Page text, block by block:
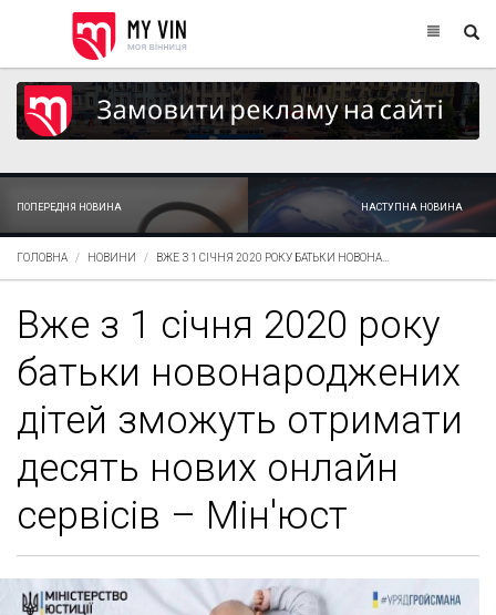
ПОПЕРЕДНЯ НОВИНА НАСТУПНА НОВИНА
ГОЛОВНА НОВИНИ ВЖЕ З 1 СІЧНЯ 2020 РОКУ БАТЬКИ НОВОНА...
Вже з 1 січня 2020 року
батьки новонароджених
дітей зможуть отримати
десять нових онлайн
сервісів – Мін'юст